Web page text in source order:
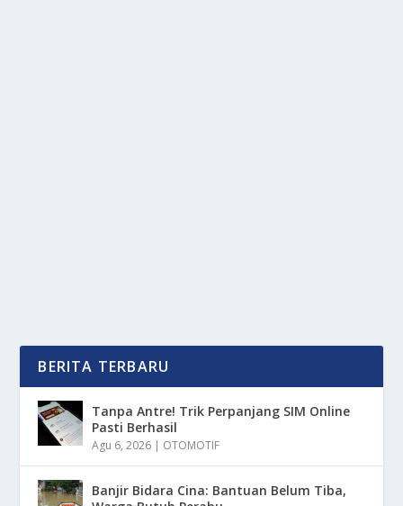
BERITA TERBARU
Tanpa Antre! Trik Perpanjang SIM Online
Pasti Berhasil
Agu 6, 2026 | OTOMOTIF
Banjir Bidara Cina: Bantuan Belum Tiba,